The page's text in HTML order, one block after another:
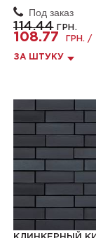
Под заказ
114.44ГРН.
108.77 ГРН. /
ЗА ШТУКУ